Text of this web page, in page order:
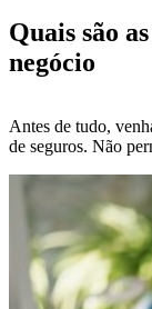
Quais são
negócio
Antes de tudo,
de seguros. Não